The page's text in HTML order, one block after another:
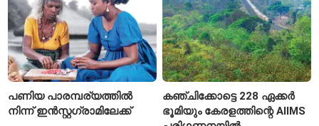
പണിയ പാരമ്പര്യത്തിൽ
നിന്ന് ഇൻസ്റ്റഗ്രാമിലേക്ക്
കഞ്ചിക്കോട്ടെ 228 ഏക്കർ
ഭൂമിയും കേരളത്തിന്റെ AIIMS